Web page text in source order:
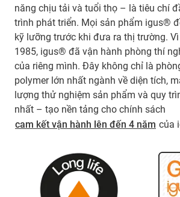
năng chịu tải và tuổi thọ – là tiêu chí
trình phát triển. Mọi sản phẩm igus®
kỹ lưỡng trước khi đưa ra thị trường.
1985, igus® đã vận hành phòng thí
của riêng mình. Đây không chỉ là
polymer lớn nhất ngành về diện tích,
lượng thử nghiệm sản phẩm và quy
nhất – tạo nền tảng cho chính sách
cam kết vận hành lên đến 4 năm của